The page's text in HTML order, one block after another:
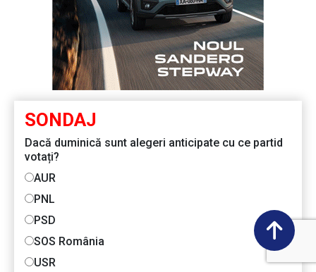
SONDAJ
Dacă duminică sunt alegeri anticipate cu ce partid
votați?
AUR
PNL
PSD
SOS România
USR